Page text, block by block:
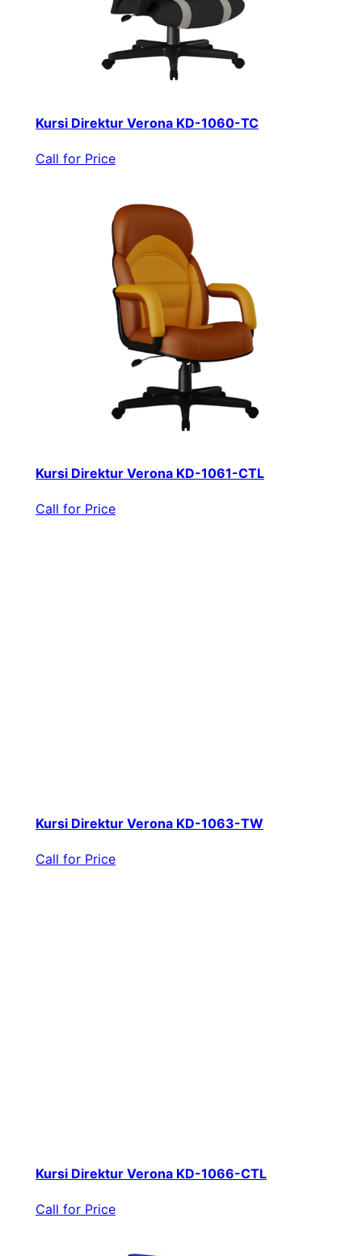
Kursi Direktur Verona KD-1060-TC
Call for Price
Kursi Direktur Verona KD-1061-CTL
Call for Price
Kursi Direktur Verona KD-1063-TW
Call for Price
Kursi Direktur Verona KD-1066-CTL
Call for Price